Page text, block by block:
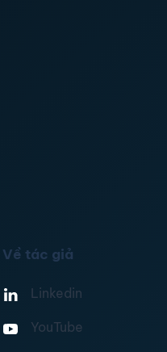
Về tác giả
Linkedin
YouTube